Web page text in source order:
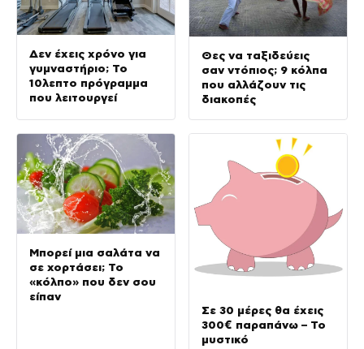
Δεν έχεις χρόνο για
γυμναστήριο; Το
10λεπτο πρόγραμμα
που λειτουργεί
Θες να ταξιδεύεις
σαν ντόπιος; 9 κόλπα
που αλλάζουν τις
διακοπές
Μπορεί μια σαλάτα να
σε χορτάσει; Το
«κόλπο» που δεν σου
είπαν
Σε 30 μέρες θα έχεις
300€ παραπάνω – Το
μυστικό